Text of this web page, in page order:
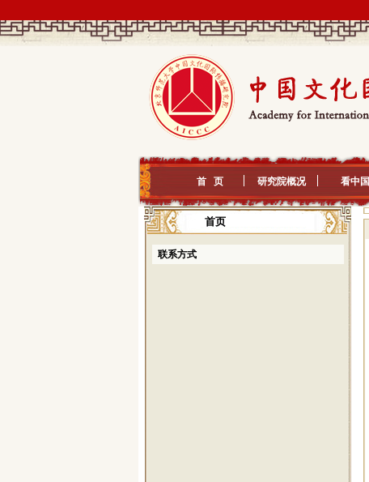
首 页 研究院概况 看中国
首页
联系方式